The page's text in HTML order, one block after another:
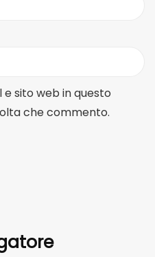
e sito web in questo
che commento.